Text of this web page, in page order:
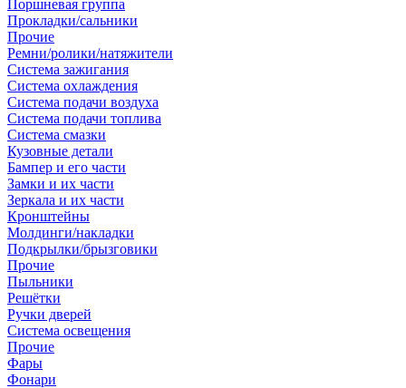
Поршневая группа
Прокладки/сальники
Прочие
Ремни/ролики/натяжители
Система зажигания
Система охлаждения
Система подачи воздуха
Система подачи топлива
Система смазки
Кузовные детали
Бампер и его части
Замки и их части
Зеркала и их части
Кронштейны
Молдинги/накладки
Подкрылки/брызговики
Прочие
Пыльники
Решётки
Ручки дверей
Система освещения
Прочие
Фары
Фонари